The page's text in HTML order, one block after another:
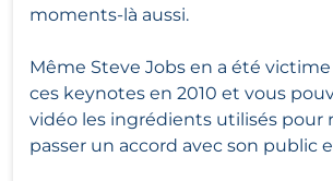
moments-là aussi.
Même Steve Jobs en a été victime
ces keynotes en 2010 et vous
vidéo les ingrédients utilisés pour
passer un accord avec son public